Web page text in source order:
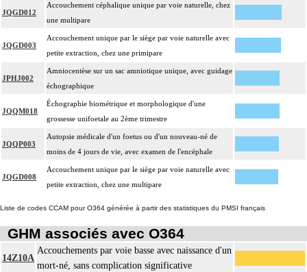
JQGD012
Accouchement céphalique unique par voie naturelle, chez
une multipare
JQGD003
Accouchement unique par le siège par voie naturelle avec
petite extraction, chez une primipare
JPHJ002
Amniocentèse sur un sac amniotique unique, avec guidage
échographique
JQQM018
Échographie biométrique et morphologique d'une
grossesse unifoetale au 2ème trimestre
JQQP003
Autopsie médicale d'un foetus ou d'un nouveau-né de
moins de 4 jours de vie, avec examen de l'encéphale
JQGD008
Accouchement unique par le siège par voie naturelle avec
petite extraction, chez une multipare
Liste de codes CCAM pour O364 générée à partir des statistiques du PMSI français
GHM associés avec O364
14Z10A
Accouchements par voie basse avec naissance d'un
mort-né, sans complication significative